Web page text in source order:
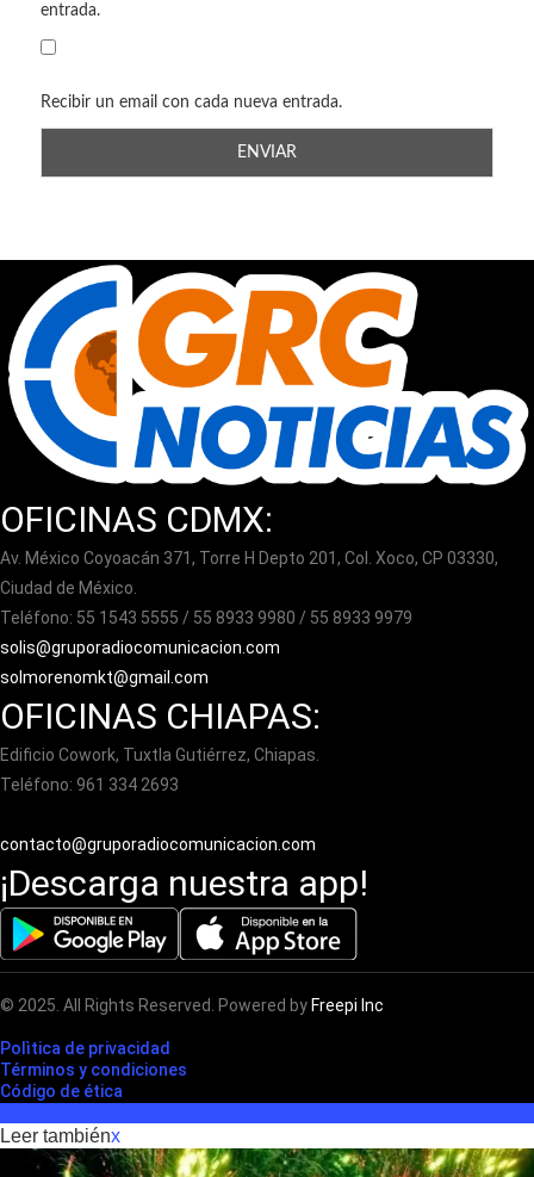
entrada.
Recibir un email con cada nueva entrada.
OFICINAS CDMX:
Av. México Coyoacán 371, Torre H Depto 201, Col. Xoco, CP 03330,
Ciudad de México.
Teléfono: 55 1543 5555 / 55 8933 9980 / 55 8933 9979
solis@gruporadiocomunicacion.com
solmorenomkt@gmail.com
OFICINAS CHIAPAS:
Edificio Cowork, Tuxtla Gutiérrez, Chiapas.
Teléfono: 961 334 2693
contacto@gruporadiocomunicacion.com
¡Descarga nuestra app!
© 2025. All Rights Reserved. Powered by Freepi Inc
Polìtica de privacidad
Términos y condiciones
Código de ética
Leer tambiénx